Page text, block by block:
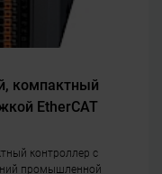
компактный
EtherCAT
контроллер с
промышленной